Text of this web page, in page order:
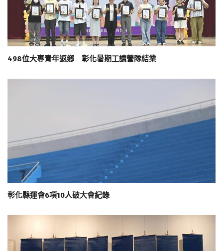
498位大專青年返鄉 彰化暑期工讀營隊結業
彰化縣運會6項10人破大會紀錄